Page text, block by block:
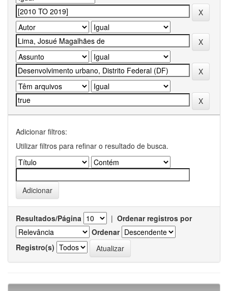
Adicionar filtros:
Utilizar filtros para refinar o resultado de busca.
Resultados/Página | Ordenar registros por
Ordenar
Registro(s)